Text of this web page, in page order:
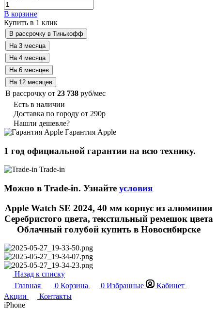
В корзине
Купить в 1 клик
В рассрочку от 23 738 руб/мес
Есть в наличии
Доставка по городу от 290р
Нашли дешевле?
Гарантия Apple
1 год официальной гарантии на всю технику.
Trade-in
Можно в Trade-in. Узнайте условия
Apple Watch SE 2024, 40 мм корпус из алюминия
Серебристого цвета, текстильный ремешок цвета
Облачный голубой купить в Новосибирске
Назад к списку
Главная
0 Корзина 0 Избранные
Кабинет
Акции
Контакты
iPhone